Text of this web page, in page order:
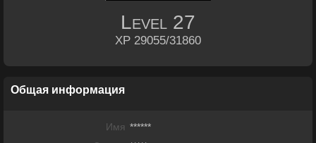
Level 27
XP 29055/31860
Общая информация
Имя ******